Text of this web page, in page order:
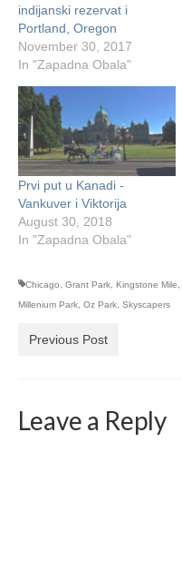
indijanski rezervat i
Portland, Oregon
November 30, 2017
In "Zapadna Obala"
Prvi put u Kanadi -
Vankuver i Viktorija
August 30, 2018
In "Zapadna Obala"
Chicago, Grant Park, Kingstone Mile,
Millenium Park, Oz Park, Skyscapers
Previous Post
Leave a Reply